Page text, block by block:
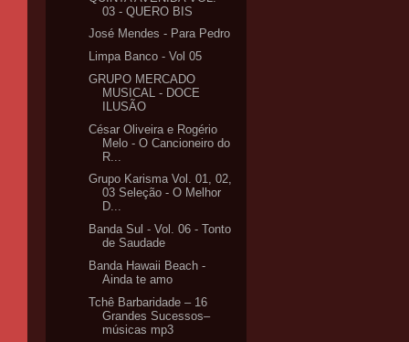
03 - QUERO BIS
José Mendes - Para Pedro
Limpa Banco - Vol 05
GRUPO MERCADO
MUSICAL - DOCE
ILUSÃO
César Oliveira e Rogério
Melo - O Cancioneiro do
R...
Grupo Karisma Vol. 01, 02,
03 Seleção - O Melhor
D...
Banda Sul - Vol. 06 - Tonto
de Saudade
Banda Hawaii Beach -
Ainda te amo
Tchê Barbaridade – 16
Grandes Sucessos–
músicas mp3